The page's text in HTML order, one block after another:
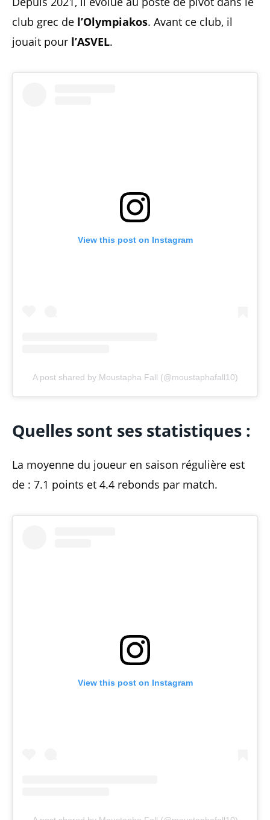
club grec de l’Olympiakos. Avant ce club, il
jouait pour l’ASVEL.
View this post on Instagram
A post shared by Moustapha Fall (@moustaphafall10)
Quelles sont ses statistiques :
La moyenne du joueur en saison régulière est
de : 7.1 points et 4.4 rebonds par match.
View this post on Instagram